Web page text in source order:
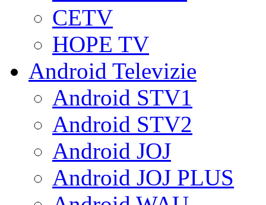
CETV
HOPE TV
Android Televizie
Android STV1
Android STV2
Android JOJ
Android JOJ PLUS